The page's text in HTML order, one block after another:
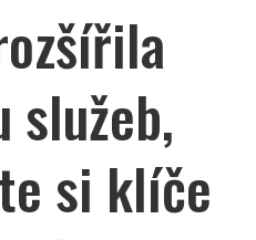
služeb,
si klíče